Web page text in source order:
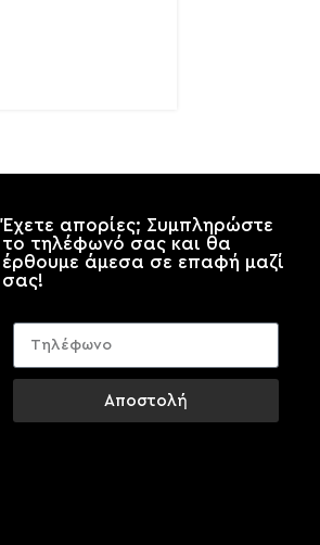
Έχετε απορίες; Συμπληρώστε
το τηλέφωνό σας και θα
έρθουμε άμεσα σε επαφή μαζί
σας!
Αποστολή